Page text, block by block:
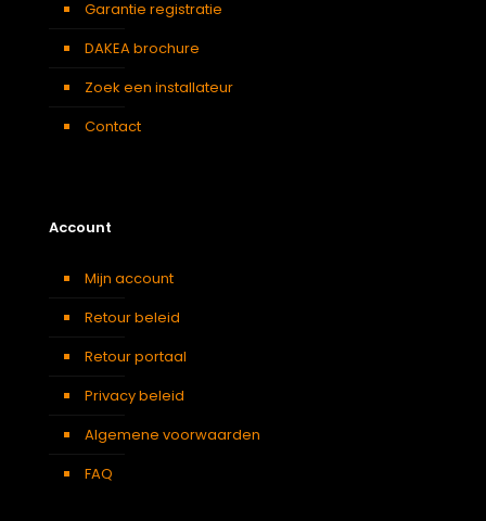
Garantie registratie
DAKEA brochure
Zoek een installateur
Contact
Account
Mijn account
Retour beleid
Retour portaal
Privacy beleid
Algemene voorwaarden
FAQ